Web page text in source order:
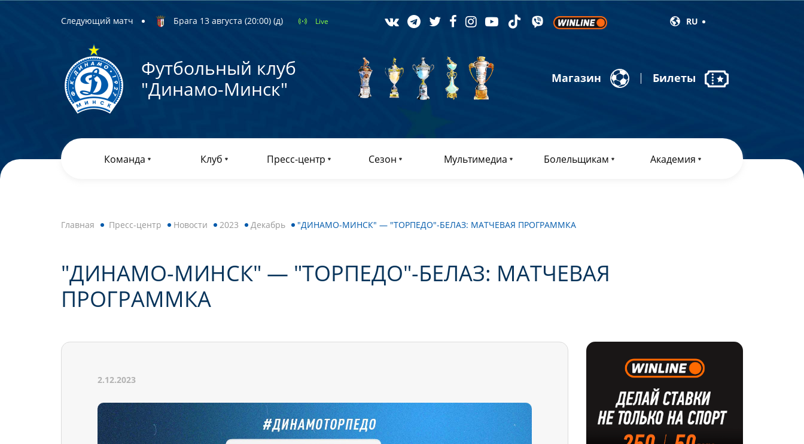
Следующий матч Брага 13 августа (20:00) (д) Live RU
Футбольный клуб
"Динамо-Минск"
Магазин Билеты
Команда Клуб Пресс-центр Сезон Мультимедиа Болельщикам Академия
Главная Пресс-центр Новости 2023 Декабрь "ДИНАМО-МИНСК" — "ТОРПЕДО"-БЕЛАЗ: МАТЧЕВАЯ ПРОГРАММКА
"ДИНАМО-МИНСК" — "ТОРПЕДО"-БЕЛАЗ: МАТЧЕВАЯ
ПРОГРАММКА
2.12.2023